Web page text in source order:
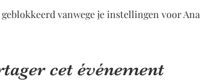
geblokkeerd vanwege je instellingen voor
cet événement